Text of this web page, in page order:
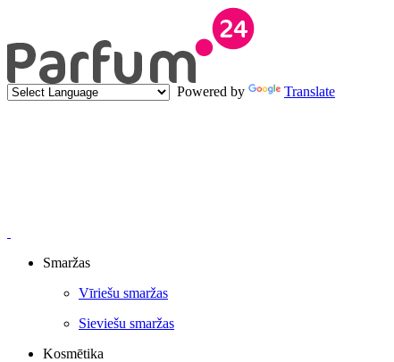
Powered by Translate
Smaržas
Vīriešu smaržas
Sieviešu smaržas
Kosmētika